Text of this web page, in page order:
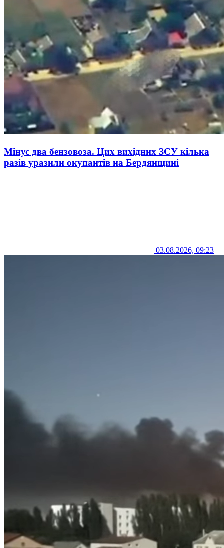
Мінус два бензовоза. Цих вихідних ЗСУ кілька
разів уразили окупантів на Бердянщині
03.08.2026, 09:23